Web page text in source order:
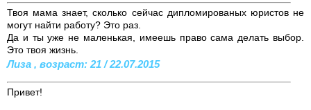
Твоя мама знает, сколько сейчас дипломированых юристов не
могут найти работу? Это раз.
Да и ты уже не маленькая, имеешь право сама делать выбор.
Это твоя жизнь.
Лиза , возраст: 21 / 22.07.2015
Привет!